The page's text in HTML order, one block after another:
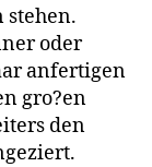
stehen.
oder
anfertigen
gro?en
den